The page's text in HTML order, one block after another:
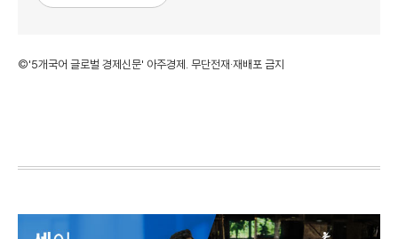
©'5개국어 글로벌 경제신문' 아주경제. 무단전재·재배포 금지